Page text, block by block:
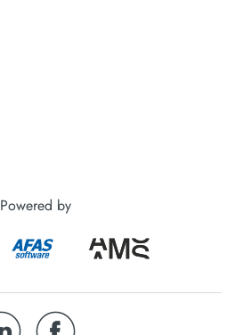
Powered by